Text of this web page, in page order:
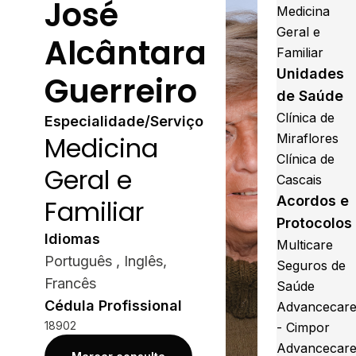
José
Alcântara
Guerreiro
Especialidade/Serviço
Medicina
Geral e
Familiar
Idiomas
Português , Inglês,
Francês
Cédula Profissional
18902
Medicina
Geral e
Familiar
Unidades
de Saúde
Clínica de
Miraflores
Clínica de
Cascais
Acordos e
Protocolos
Multicare
Seguros de
Saúde
Advancecare
- Cimpor
Advancecare